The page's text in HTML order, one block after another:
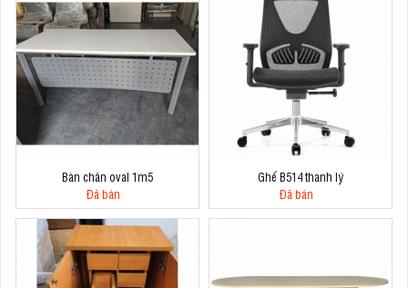
Bàn chân oval 1m5
Đã bán
Ghế B514 thanh lý
Đã bán